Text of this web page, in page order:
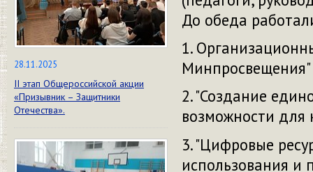
28.11.2025
II этап Общероссийской акции
«Призывник – Защитники
Отечества».
До обеда
1.
Минпросвещения"
2. "Создание
возможности для
3. "Цифровые
использования и